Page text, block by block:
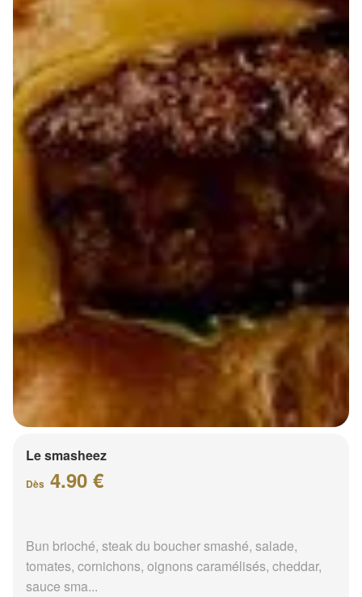
Le smasheez
Dès 4.90 €
Bun brioché, steak du boucher smashé, salade,
tomates, cornichons, oignons caramélisés, cheddar,
sauce sma...